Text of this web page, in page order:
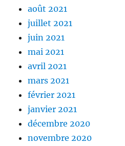
août 2021
juillet 2021
juin 2021
mai 2021
avril 2021
mars 2021
février 2021
janvier 2021
décembre 2020
novembre 2020